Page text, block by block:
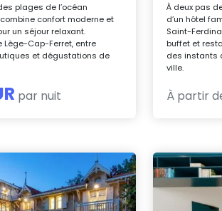
plages de l’océan
confort moderne et
un séjour relaxant.
Lège-Cap-Ferret, entre
et dégustations de
par nuit
À deux pas
d’un hôtel
Saint-
buffet et
des instants
ville.
À partir